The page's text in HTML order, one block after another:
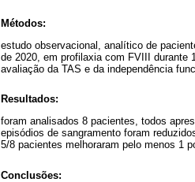
Métodos:
estudo observacional, analítico de
de 2020, em profilaxia com FVIII durante
avaliação da TAS e da independência
Resultados:
foram analisados 8 pacientes, todos
episódios de sangramento foram
5/8 pacientes melhoraram pelo menos 1
Conclusões: